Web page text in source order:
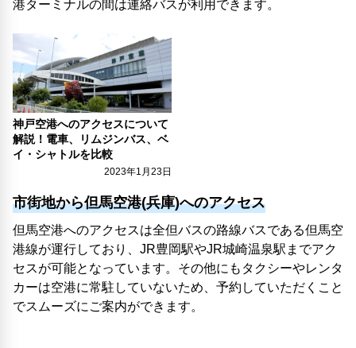
港ターミナルの間は連絡バスが利用できます。
神戸空港へのアクセスについて
解説！電車、リムジンバス、ベ
イ・シャトルを比較
2023年1月23日
市街地から但馬空港(兵庫)へのアクセス
但馬空港へのアクセスは全但バスの路線バスである但馬空
港線が運行しており、JR豊岡駅やJR城崎温泉駅までアク
セスが可能となっています。その他にもタクシーやレンタ
カーは空港に常駐していないため、予約していただくこと
でスムーズにご案内ができます。